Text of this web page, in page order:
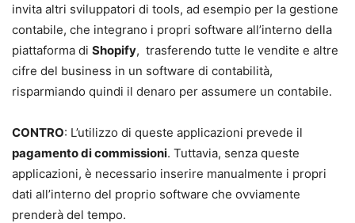
invita altri sviluppatori di tools, ad esempio per la gestione
contabile, che integrano i propri software all’interno della
piattaforma di Shopify, trasferendo tutte le vendite e altre
cifre del business in un software di contabilità,
risparmiando quindi il denaro per assumere un contabile.
CONTRO: L’utilizzo di queste applicazioni prevede il
pagamento di commissioni. Tuttavia, senza queste
applicazioni, è necessario inserire manualmente i propri
dati all’interno del proprio software che ovviamente
prenderà del tempo.